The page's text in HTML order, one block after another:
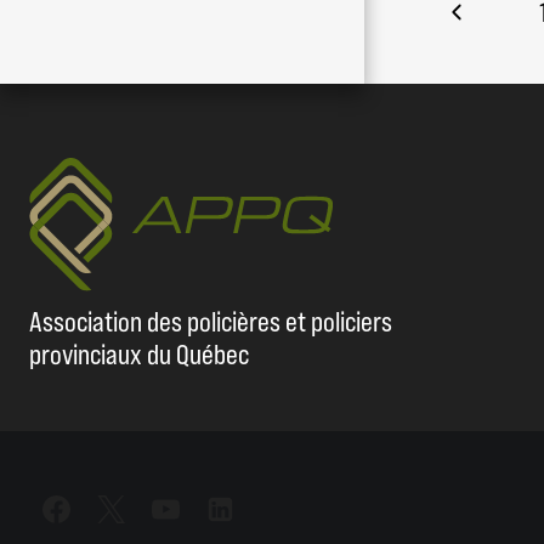
Association des policières et policiers
provinciaux du Québec